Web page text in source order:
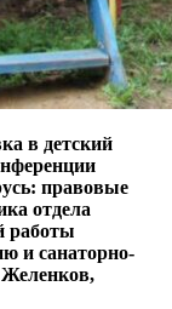
в детский
правовые
отдела
работы
и санаторно-
Желенков,